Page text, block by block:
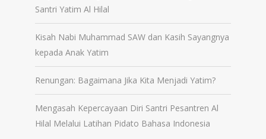
Santri Yatim Al Hilal
Kisah Nabi Muhammad SAW dan Kasih Sayangnya
kepada Anak Yatim
Renungan: Bagaimana Jika Kita Menjadi Yatim?
Mengasah Kepercayaan Diri Santri Pesantren Al
Hilal Melalui Latihan Pidato Bahasa Indonesia